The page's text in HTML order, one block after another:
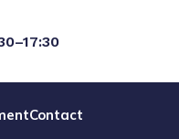
Contact